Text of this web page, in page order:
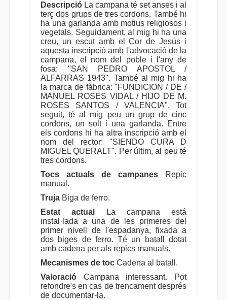
Descripció La campana té set anses i al
terç dos grups de tres cordons. També hi
ha una garlanda amb motius religiosos i
vegetals. Seguidament, al mig hi ha una
creu, un escut amb el Cor de Jesús i
aquesta inscripció amb l'advocació de la
campana, el nom del poble i l'any de
fosa: "SAN PEDRO APOSTOL /
ALFARRAS 1943". També al mig hi ha
la marca de fàbrica: "FUNDICION / DE /
MANUEL ROSES VIDAL / HIJO DE M.
ROSES SANTOS / VALENCIA". Tot
seguit, té al mig peu un grup de cinc
cordons, un solt i una garlanda. Entre
els cordons hi ha altra inscripció amb el
nom del rector: "SIENDO CURA D
MIGUEL QUERALT". Per últim, al peu té
tres cordons.
Tocs actuals de campanes Repic
manual.
Truja Biga de ferro.
Estat actual
La campana está
instal·lada a una de les primeres del
primer nivell de l'espadanya, fixada a
dos biges de ferro. Té un batall dotat
amb cadena per als repics manuals.
Mecanismes de toc Cadena al batall.
Valoració Campana interessant. Pot
refondre's en cas de trencament després
de documentar-la.